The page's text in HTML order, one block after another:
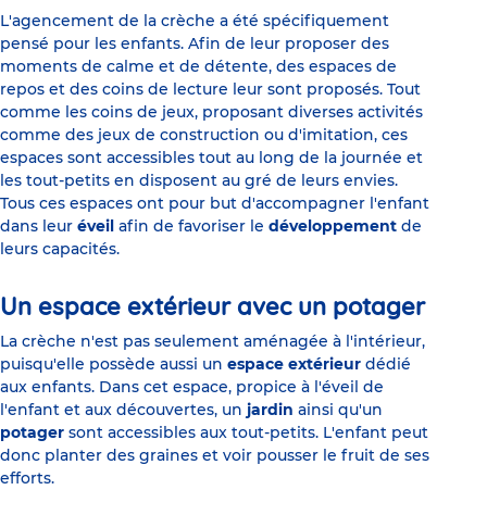
L'agencement de la crèche a été spécifiquement
pensé pour les enfants. Afin de leur proposer des
moments de calme et de détente, des espaces de
repos et des coins de lecture leur sont proposés. Tout
comme les coins de jeux, proposant diverses activités
comme des jeux de construction ou d'imitation, ces
espaces sont accessibles tout au long de la journée et
les tout-petits en disposent au gré de leurs envies.
Tous ces espaces ont pour but d'accompagner l'enfant
dans leur éveil afin de favoriser le développement de
leurs capacités.
Un espace extérieur avec un potager
La crèche n'est pas seulement aménagée à l'intérieur,
puisqu'elle possède aussi un espace extérieur dédié
aux enfants. Dans cet espace, propice à l'éveil de
l'enfant et aux découvertes, un jardin ainsi qu'un
potager sont accessibles aux tout-petits. L'enfant peut
donc planter des graines et voir pousser le fruit de ses
efforts.